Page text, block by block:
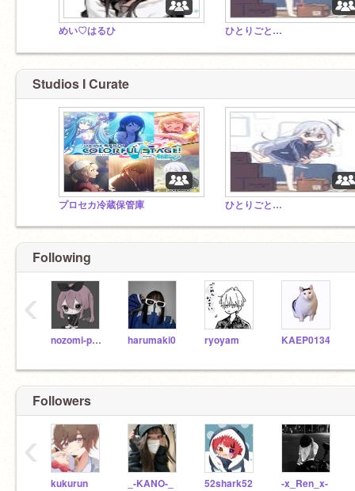
めい♡はるひ ひとりごと…
Studios I Curate
プロセカ冷蔵保管庫 ひとりごと…
Following
nozomi-p0140s02 harumaki0 ryoyam KAEP0134
‹
Followers
kukurun _-KANO-_ 52shark52 -x_Ren_x-
‹